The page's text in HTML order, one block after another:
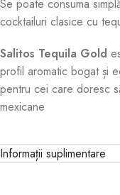
Se poate consuma
cocktailuri clasice cu
Salitos Tequila Gold
profil aromatic bogat și
pentru cei care doresc
mexicane
Informații suplimentare